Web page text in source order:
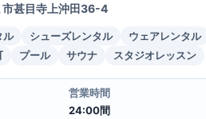
市甚目寺上沖田36-4
ル シューズレンタル ウェアレンタル
プール サウナ スタジオレッスン
営業時間
24:00間